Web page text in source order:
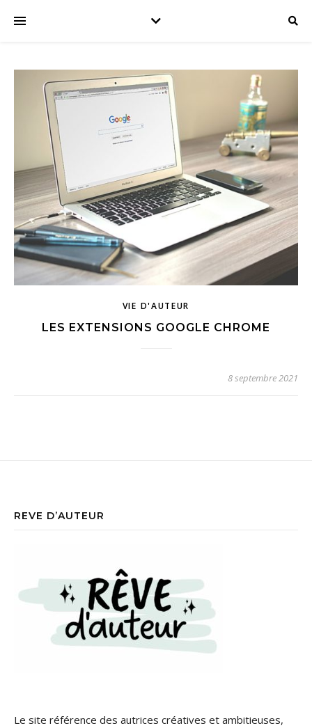
VIE D'AUTEUR
LES EXTENSIONS GOOGLE CHROME
8 septembre 2021
REVE D’AUTEUR
Le site référence des autrices créatives et ambitieuses,